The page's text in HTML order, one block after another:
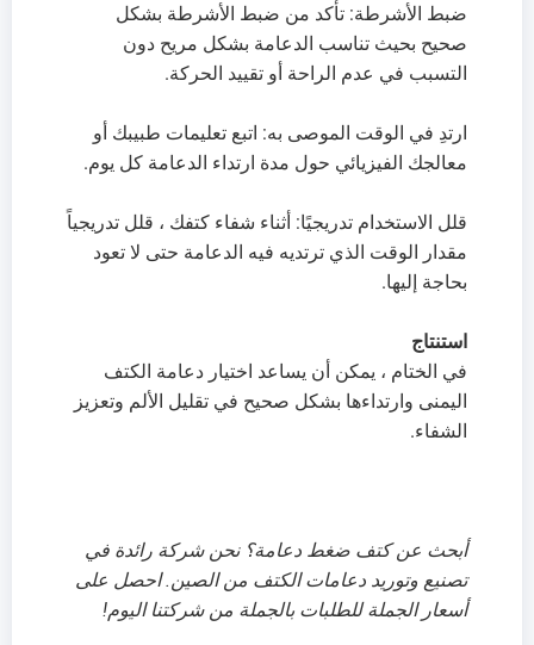
ضبط الأشرطة: تأكد من ضبط الأشرطة بشكل
صحيح بحيث تناسب الدعامة بشكل مريح دون
التسبب في عدم الراحة أو تقييد الحركة.
ارتدِ في الوقت الموصى به: اتبع تعليمات طبيبك أو
معالجك الفيزيائي حول مدة ارتداء الدعامة كل يوم.
قلل الاستخدام تدريجيًا: أثناء شفاء كتفك ، قلل تدريجياً
مقدار الوقت الذي ترتديه فيه الدعامة حتى لا تعود
بحاجة إليها.
استنتاج
في الختام ، يمكن أن يساعد اختيار دعامة الكتف
اليمنى وارتداءها بشكل صحيح في تقليل الألم وتعزيز
الشفاء.
أبحث عن كتف ضغط دعامة؟ نحن شركة رائدة في
تصنيع وتوريد دعامات الكتف من الصين. احصل على
أسعار الجملة للطلبات بالجملة من شركتنا اليوم!